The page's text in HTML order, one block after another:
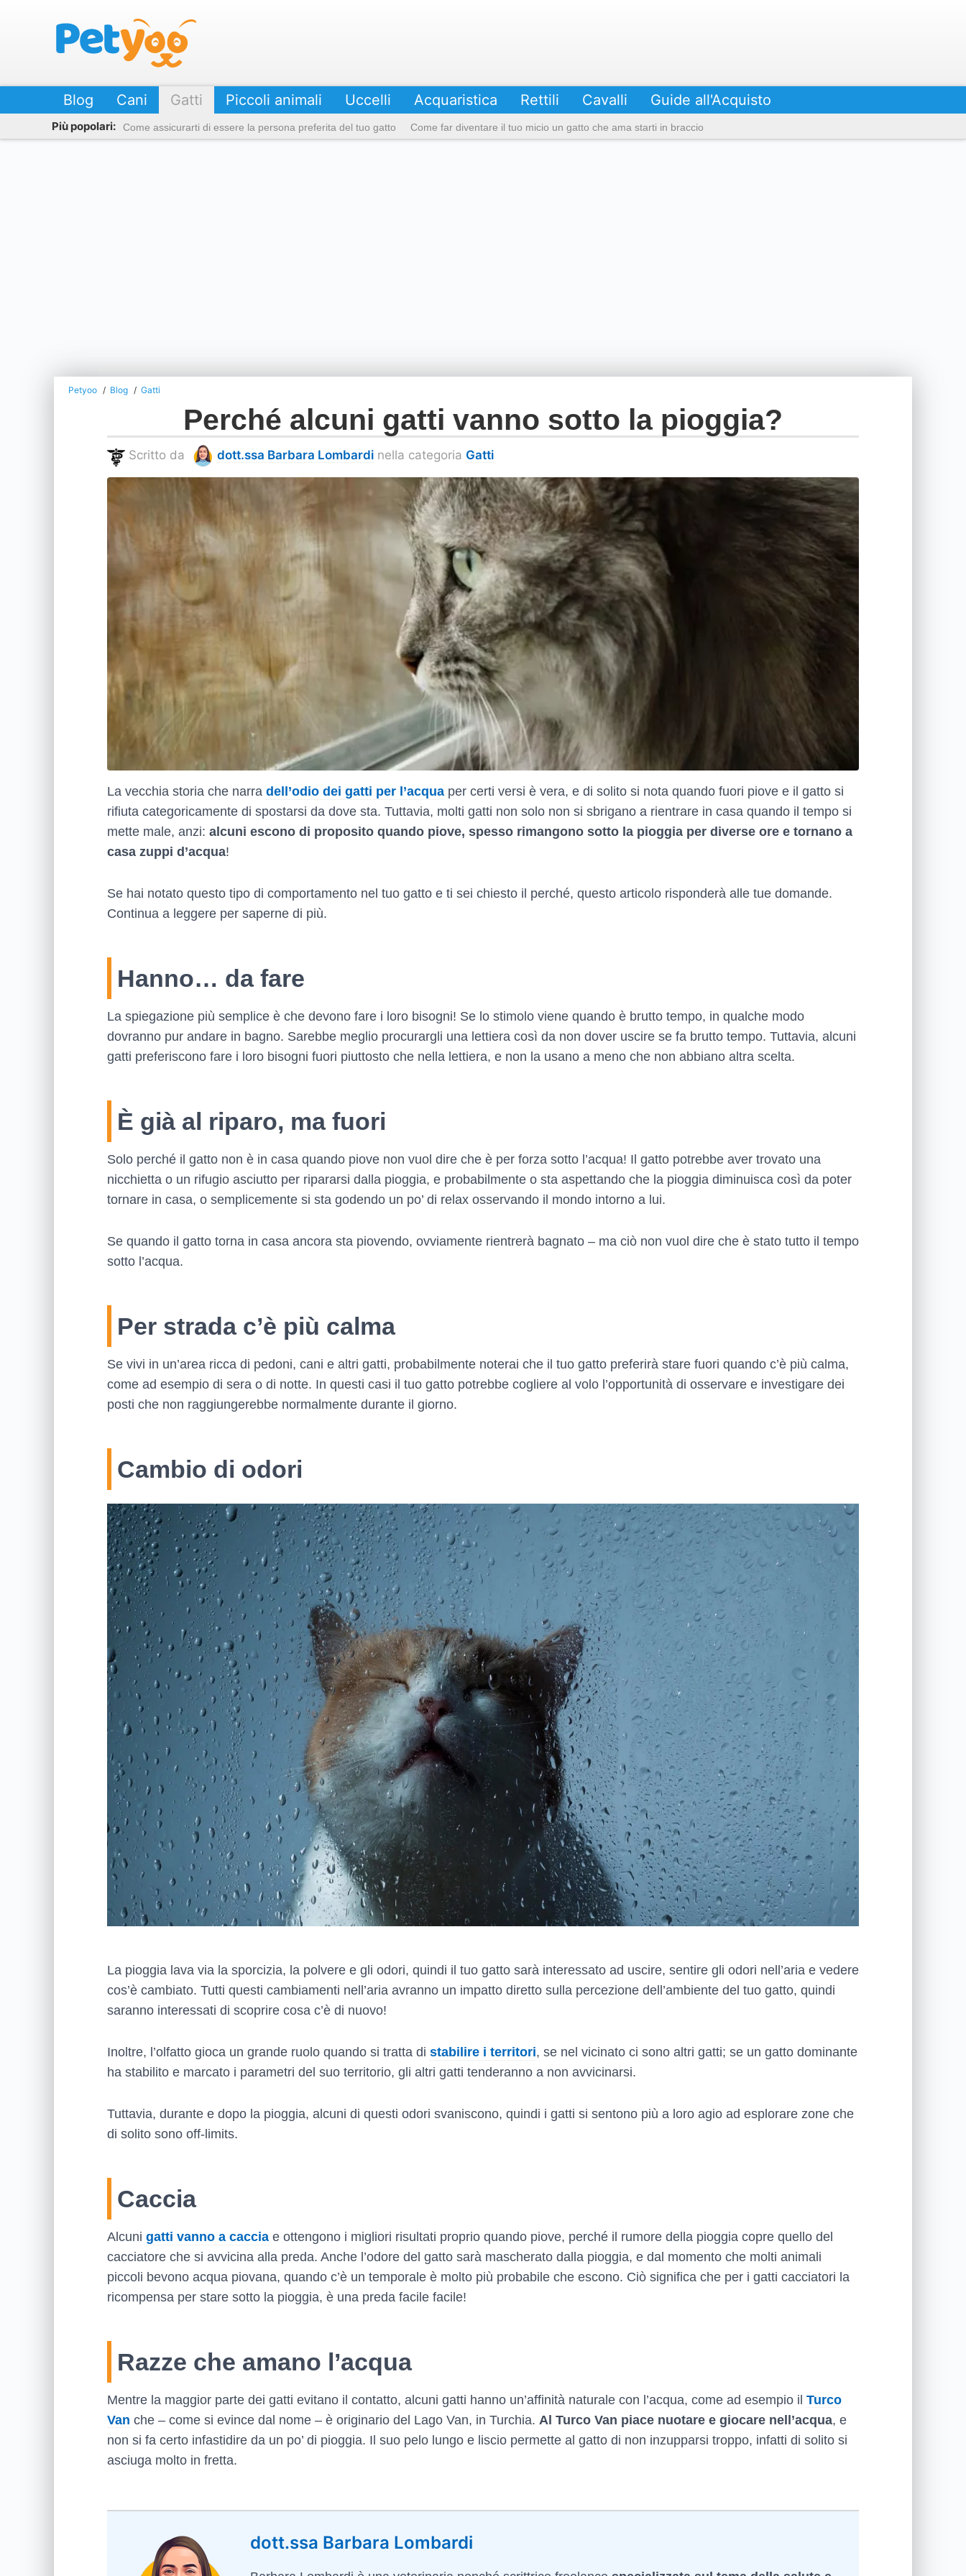
Blog Cani Gatti
Più popolari: Come assicurarti di essere la persona preferita del tuo gatto Come far diventare il tuo micio un gatto che ama starti in braccio
Piccoli animali Uccelli Acquaristica Rettili Cavalli Guide all'Acquisto
Petyoo Blog Gatti
Perché alcuni gatti vanno sotto la pioggia?
Scritto da dott.ssa Barbara Lombardi nella categoria Gatti
La vecchia storia che narra dell’odio dei gatti per l’acqua per certi versi è vera, e di solito si nota quando fuori piove e il gatto si
rifiuta categoricamente di spostarsi da dove sta. Tuttavia, molti gatti non solo non si sbrigano a rientrare in casa quando il tempo si
mette male, anzi: alcuni escono di proposito quando piove, spesso rimangono sotto la pioggia per diverse ore e tornano a
casa zuppi d’acqua!
Se hai notato questo tipo di comportamento nel tuo gatto e ti sei chiesto il perché, questo articolo risponderà alle tue domande.
Continua a leggere per saperne di più.
Hanno… da fare
La spiegazione più semplice è che devono fare i loro bisogni! Se lo stimolo viene quando è brutto tempo, in qualche modo
dovranno pur andare in bagno. Sarebbe meglio procurargli una lettiera così da non dover uscire se fa brutto tempo. Tuttavia, alcuni
gatti preferiscono fare i loro bisogni fuori piuttosto che nella lettiera, e non la usano a meno che non abbiano altra scelta.
È già al riparo, ma fuori
Solo perché il gatto non è in casa quando piove non vuol dire che è per forza sotto l’acqua! Il gatto potrebbe aver trovato una
nicchietta o un rifugio asciutto per ripararsi dalla pioggia, e probabilmente o sta aspettando che la pioggia diminuisca così da poter
tornare in casa, o semplicemente si sta godendo un po’ di relax osservando il mondo intorno a lui.
Se quando il gatto torna in casa ancora sta piovendo, ovviamente rientrerà bagnato – ma ciò non vuol dire che è stato tutto il tempo
sotto l’acqua.
Per strada c’è più calma
Se vivi in un’area ricca di pedoni, cani e altri gatti, probabilmente noterai che il tuo gatto preferirà stare fuori quando c’è più calma,
come ad esempio di sera o di notte. In questi casi il tuo gatto potrebbe cogliere al volo l’opportunità di osservare e investigare dei
posti che non raggiungerebbe normalmente durante il giorno.
Cambio di odori
La pioggia lava via la sporcizia, la polvere e gli odori, quindi il tuo gatto sarà interessato ad uscire, sentire gli odori nell’aria e vedere
cos’è cambiato. Tutti questi cambiamenti nell’aria avranno un impatto diretto sulla percezione dell’ambiente del tuo gatto, quindi
saranno interessati di scoprire cosa c’è di nuovo!
Inoltre, l’olfatto gioca un grande ruolo quando si tratta di stabilire i territori, se nel vicinato ci sono altri gatti; se un gatto dominante
ha stabilito e marcato i parametri del suo territorio, gli altri gatti tenderanno a non avvicinarsi.
Tuttavia, durante e dopo la pioggia, alcuni di questi odori svaniscono, quindi i gatti si sentono più a loro agio ad esplorare zone che
di solito sono off-limits.
Caccia
Alcuni gatti vanno a caccia e ottengono i migliori risultati proprio quando piove, perché il rumore della pioggia copre quello del
cacciatore che si avvicina alla preda. Anche l’odore del gatto sarà mascherato dalla pioggia, e dal momento che molti animali
piccoli bevono acqua piovana, quando c’è un temporale è molto più probabile che escono. Ciò significa che per i gatti cacciatori la
ricompensa per stare sotto la pioggia, è una preda facile facile!
Razze che amano l’acqua
Mentre la maggior parte dei gatti evitano il contatto, alcuni gatti hanno un’affinità naturale con l’acqua, come ad esempio il Turco
Van che – come si evince dal nome – è originario del Lago Van, in Turchia. Al Turco Van piace nuotare e giocare nell’acqua, e
non si fa certo infastidire da un po’ di pioggia. Il suo pelo lungo e liscio permette al gatto di non inzupparsi troppo, infatti di solito si
asciuga molto in fretta.
dott.ssa Barbara Lombardi